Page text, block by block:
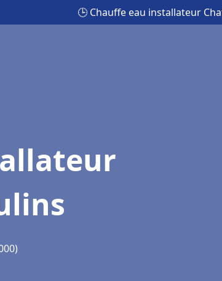
🕒 Chauffe eau installateur